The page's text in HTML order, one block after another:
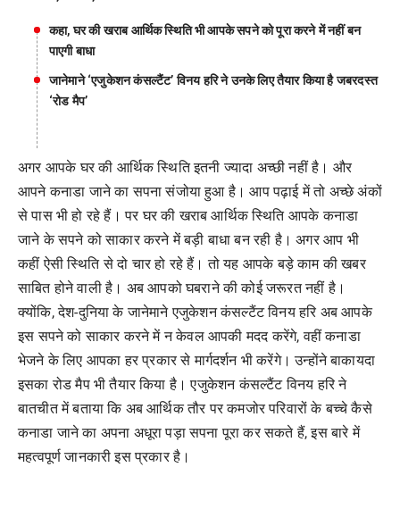
कहा, घर की खराब आर्थिक स्थिति भी आपके सपने को पूरा करने में नहीं बन
पाएगी बाधा
जानेमाने ‘एजुकेशन कंसल्टैंट’ विनय हरि ने उनके लिए तैयार किया है जबरदस्त
‘रोड मैप’
अगर आपके घर की आर्थिक स्थिति इतनी ज्यादा अच्छी नहीं है। और
आपने कनाडा जाने का सपना संजोया हुआ है। आप पढ़ाई में तो अच्छे अंकों
से पास भी हो रहे हैं। पर घर की खराब आर्थिक स्थिति आपके कनाडा
जाने के सपने को साकार करने में बड़ी बाधा बन रही है। अगर आप भी
कहीं ऐसी स्थिति से दो चार हो रहे हैं। तो यह आपके बड़े काम की खबर
साबित होने वाली है। अब आपको घबराने की कोई जरूरत नहीं है।
क्योंकि, देश-दुनिया के जानेमाने एजुकेशन कंसल्टैंट विनय हरि अब आपके
इस सपने को साकार करने में न केवल आपकी मदद करेंगे, वहीं कनाडा
भेजने के लिए आपका हर प्रकार से मार्गदर्शन भी करेंगे। उन्होंने बाकायदा
इसका रोड मैप भी तैयार किया है। एजुकेशन कंसल्टैंट विनय हरि ने
बातचीत में बताया कि अब आर्थिक तौर पर कमजोर परिवारों के बच्चे कैसे
कनाडा जाने का अपना अधूरा पड़ा सपना पूरा कर सकते हैं, इस बारे में
महत्वपूर्ण जानकारी इस प्रकार है।